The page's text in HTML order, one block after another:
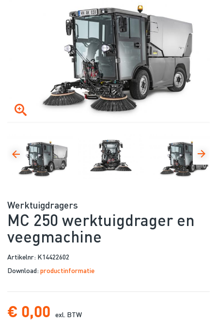
Werktuigdragers
MC 250 werktuigdrager en
veegmachine
Artikelnr: K14422602
Download:productinformatie
€ 0,00 exl. BTW